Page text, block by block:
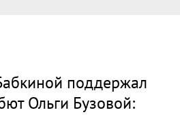
ресурс": Бузова